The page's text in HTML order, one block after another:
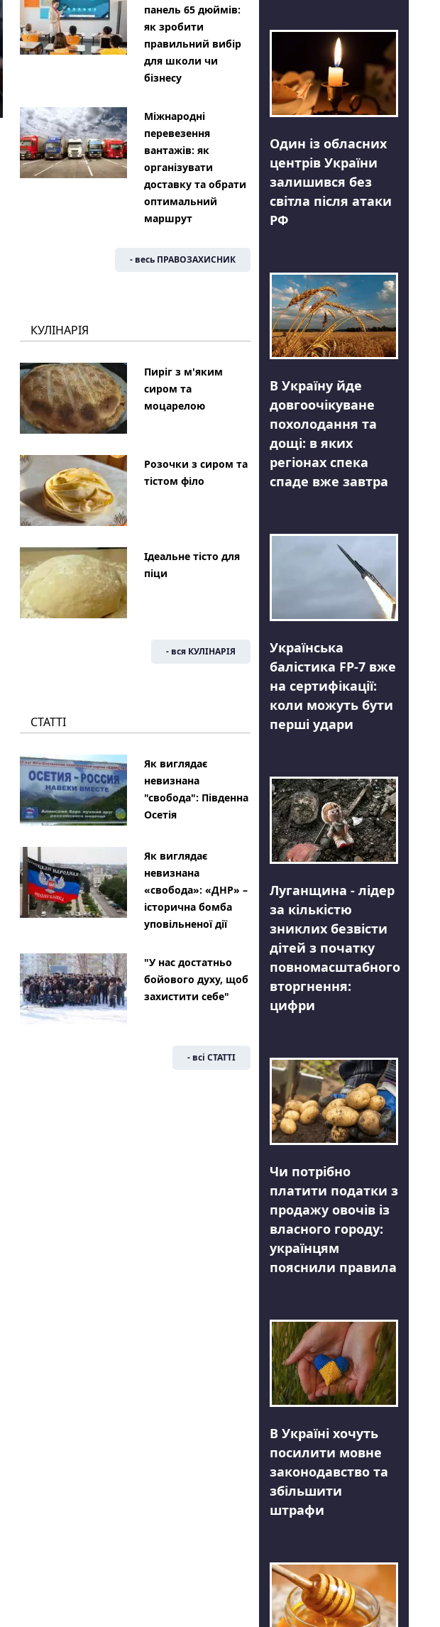
панель 65 дюймів:
як зробити
правильний вибір
для школи чи
бізнесу
Міжнародні
перевезення
вантажів: як
організувати
доставку та обрати
оптимальний
маршрут
- весь ПРАВОЗАХИСНИК
КУЛІНАРІЯ
Пиріг з м'яким
сиром та
моцарелою
Розочки з сиром та
тістом філо
Ідеальне тісто для
піци
- вся КУЛІНАРІЯ
СТАТТІ
Як виглядає
невизнана
"свобода": Південна
Осетія
Як виглядає
невизнана
«свобода»: «ДНР» –
історична бомба
уповільненої дії
"У нас достатньо
бойового духу, щоб
захистити себе"
- всі СТАТТІ
Один із обласних
центрів України
залишився без
світла після атаки
РФ
В Україну йде
довгоочікуване
похолодання та
дощі: в яких
регіонах спека
спаде вже завтра
Українська
балістика FP-7 вже
на сертифікації:
коли можуть бути
перші удари
Луганщина - лідер
за кількістю
зниклих безвісти
дітей з початку
повномасштабного
вторгнення:
цифри
Чи потрібно
платити податки з
продажу овочів із
власного городу:
українцям
пояснили правила
В Україні хочуть
посилити мовне
законодавство та
збільшити
штрафи